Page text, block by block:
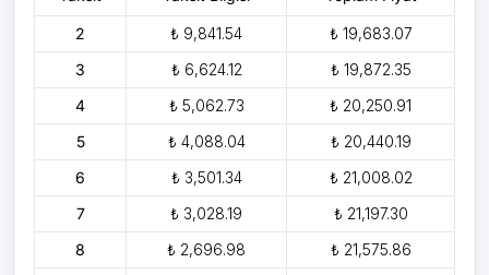
2 ₺ 9,841.54
₺ 19,683.07
3
₺ 6,624.12
₺ 19,872.35
4
₺ 5,062.73
₺ 20,250.91
5
₺ 4,088.04
₺ 20,440.19
6
₺ 3,501.34
₺ 21,008.02
7
₺ 3,028.19
₺ 21,197.30
8
₺ 2,696.98
₺ 21,575.86